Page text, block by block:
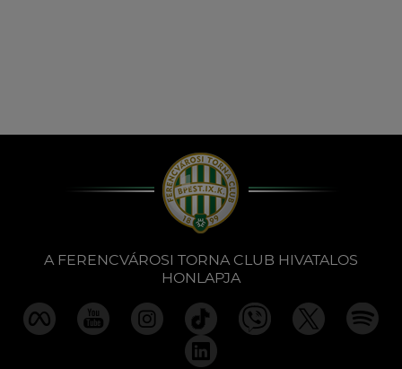
A FERENCVÁROSI TORNA CLUB HIVATALOS
HONLAPJA